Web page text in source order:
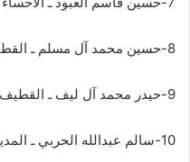
8-حسين محمد آل مسلم ـ القطيف
9-حيدر محمد آل ليف ـ القطيف
10-سالم عبدالله الحربي ـ المدينة المنوّرة